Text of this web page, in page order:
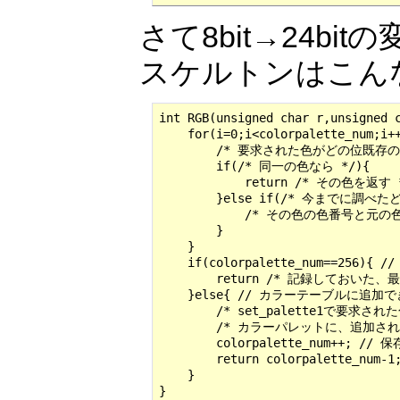
さて8bit→24bitの
スケルトンはこ
int RGB(unsigned char r,unsigned
/* 要求された色がどの位既存
        if(/* 同一の色なら */){
return /* その色を返す
}else if(/* 今までに調べた
/* その色の色番号と元の
        }
    }
if(colorpalette_num==256){ //
return /* 記録しておいた、
}else{ // カラーテーブルに追加で
/* set_palette1で要求された
/* カラーパレットに、追加さ
colorpalette_num++; // 保存
return colorpalette_num-1;
    }
}